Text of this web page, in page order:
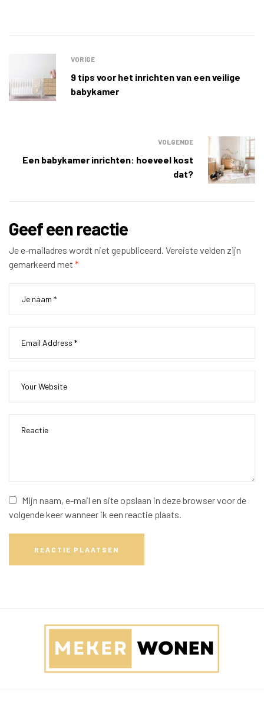
VORIGE
9 tips voor het inrichten van een veilige
babykamer
VOLGENDE
Een babykamer inrichten: hoeveel kost
dat?
Geef een reactie
Je e-mailadres wordt niet gepubliceerd. Vereiste velden zijn
gemarkeerd met *
Mijn naam, e-mail en site opslaan in deze browser voor de
volgende keer wanneer ik een reactie plaats.
REACTIE PLAATSEN